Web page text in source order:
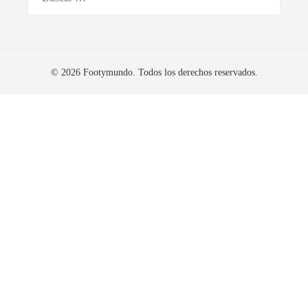
© 2026 Footymundo. Todos los derechos reservados.